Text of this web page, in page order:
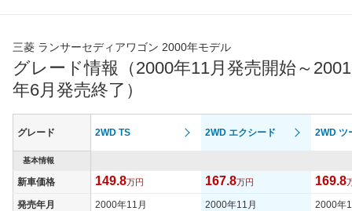
三菱 ランサーセディアワゴン 2000年モデル
グレード情報（2000年11月発売開始～2001
年6月発売終了）
グレード 2WD TS 2WD エクシード 2WD ツ
基本情報
新車価格 149.8万円 167.8万円 169.8
発売年月 2000年11月 2000年11月 2000年